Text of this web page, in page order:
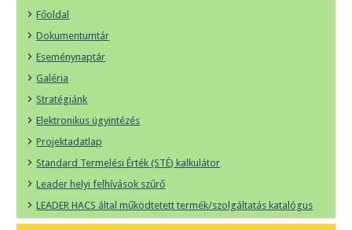
Főoldal
Dokumentumtár
Eseménynaptár
Galéria
Stratégiánk
Elektronikus ügyintézés
Projektadatlap
Standard Termelési Érték (STÉ) kalkulátor
Leader helyi felhívások szűrő
LEADER HACS által működtetett termék/szolgáltatás katalógus